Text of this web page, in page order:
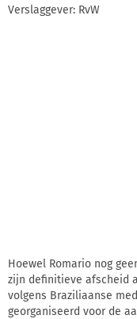
Verslaggever: RvW
Hoewel Romario nog
zijn definitieve afscheid
volgens Braziliaanse
georganiseerd voor de